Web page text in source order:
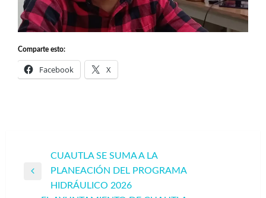
Comparte esto:
Facebook X
Navegación
de
entradas
CUAUTLA SE SUMA A LA
PLANEACIÓN DEL PROGRAMA
HIDRÁULICO 2026